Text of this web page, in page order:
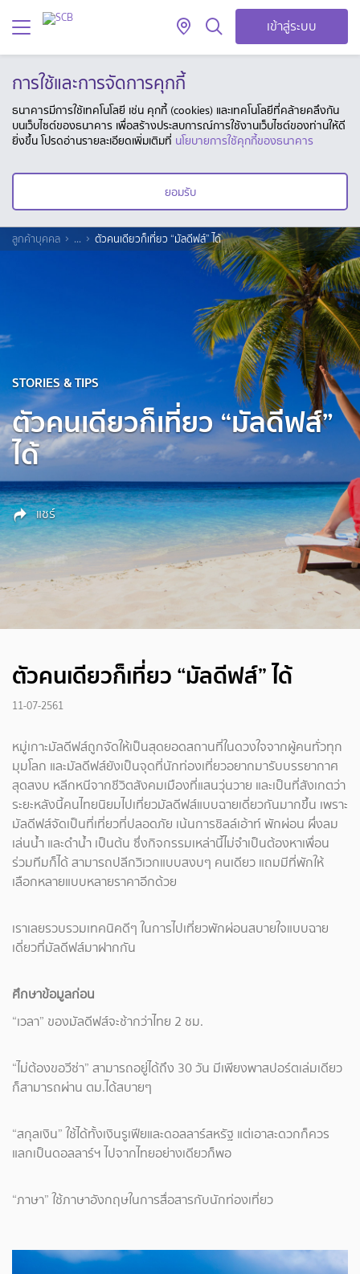
เข้าสู่ระบบ
การใช้และการจัดการคุกกี้
ธนาคารมีการใช้เทคโนโลยี เช่น คุกกี้ (cookies) และเทคโนโลยีที่คล้ายคลึงกัน
บนเว็บไซต์ของธนาคาร เพื่อสร้างประสบการณ์การใช้งานเว็บไซต์ของท่านให้ดี
ยิ่งขึ้น โปรดอ่านรายละเอียดเพิ่มเติมที่ นโยบายการใช้คุกกี้ของธนาคาร
ยอมรับ
ลูกค้าบุคคล ... ตัวคนเดียวก็เที่ยว “มัลดีฟส์” ได้
STORIES & TIPS
ตัวคนเดียวก็เที่ยว “มัลดีฟส์”
ได้
แชร์
ตัวคนเดียวก็เที่ยว “มัลดีฟส์” ได้
11-07-2561
หมู่เกาะมัลดีฟส์ถูกจัดให้เป็นสุดยอดสถานที่ในดวงใจจากผู้คนทั่วทุก
มุมโลก และมัลดีฟส์ยังเป็นจุดที่นักท่องเที่ยวอยากมารับบรรยากาศ
สุดสงบ หลีกหนีจากชีวิตสังคมเมืองที่แสนวุ่นวาย และเป็นที่สังเกตว่า
ระยะหลังนี้คนไทยนิยมไปเที่ยวมัลดีฟส์แบบฉายเดี่ยวกันมากขึ้น เพราะ
มัลดีฟส์จัดเป็นที่เที่ยวที่ปลอดภัย เน้นการชิลล์เอ้าท์ พักผ่อน ผึ่งลม
เล่นน้ำ และดำน้ำ เป็นต้น ซึ่งกิจกรรมเหล่านี้ไม่จำเป็นต้องหาเพื่อน
ร่วมทีมก็ได้ สามารถปลีกวิเวกแบบสงบๆ คนเดียว แถมมีที่พักให้
เลือกหลายแบบหลายราคาอีกด้วย
เราเลยรวบรวมเทคนิคดีๆ ในการไปเที่ยวพักผ่อนสบายใจแบบฉาย
เดี่ยวที่มัลดีฟส์มาฝากกัน
ศึกษาข้อมูลก่อน
“เวลา” ของมัลดีฟส์จะช้ากว่าไทย 2 ชม.
“ไม่ต้องขอวีซ่า” สามารถอยู่ได้ถึง 30 วัน มีเพียงพาสปอร์ตเล่มเดียว
ก็สามารถผ่าน ตม.ได้สบายๆ
“สกุลเงิน” ใช้ได้ทั้งเงินรูเฟียและดอลลาร์สหรัฐ แต่เอาสะดวกก็ควร
แลกเป็นดอลลาร์ฯ ไปจากไทยอย่างเดียวก็พอ
“ภาษา” ใช้ภาษาอังกฤษในการสื่อสารกับนักท่องเที่ยว